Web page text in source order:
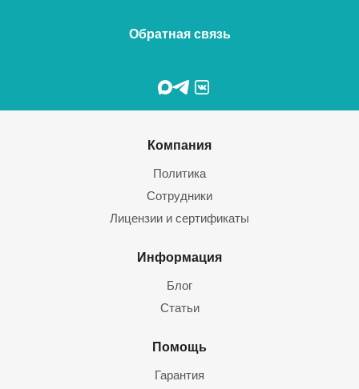
Обратная связь
Компания
Политика
Сотрудники
Лицензии и сертификаты
Информация
Блог
Статьи
Помощь
Гарантия